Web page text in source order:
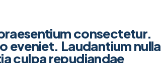
consectetur.
eveniet. Laudantium nulla
culpa repudiandae